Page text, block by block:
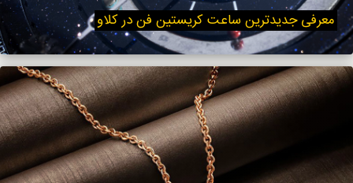
معرفی جدیدترین ساعت کریستین فن در کلاو